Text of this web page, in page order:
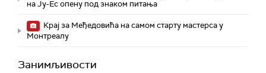
на Ју-Ес опену под знаком питања
Крај за Међедовића на самом старту мастерса у
Монтреалу
Занимљивости